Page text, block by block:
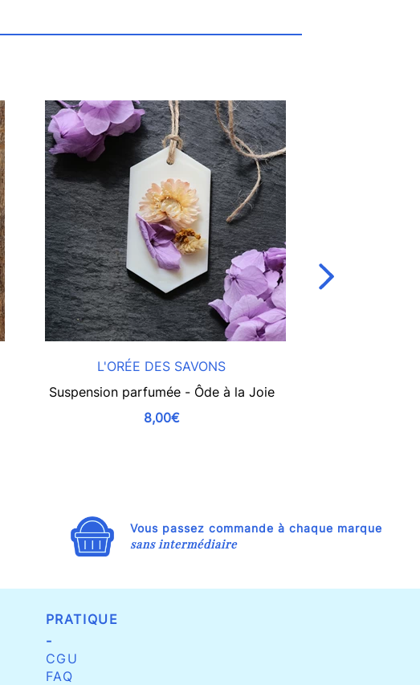
L'ORÉE DES SAVONS
Suspension parfumée - Ôde à la Joie
8,00€
Vous passez commande à chaque marque
sans intermédiaire
PRATIQUE
-
CGU
FAQ